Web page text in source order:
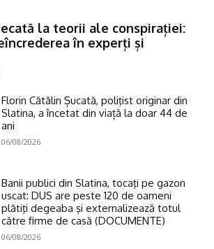
la teorii ale conspirației:
în experți și
Florin Cătălin Șucată, poliţist originar din
Slatina, a încetat din viață la doar 44 de
ani
06/08/2026
Banii publici din Slatina, tocaţi pe gazon
uscat: DUS are peste 120 de oameni
plătiţi degeaba şi externalizează totul
către firme de casă (DOCUMENTE)
06/08/2026